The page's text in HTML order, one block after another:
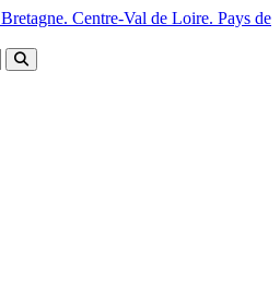
Bretagne. Centre-Val de Loire. Pays de